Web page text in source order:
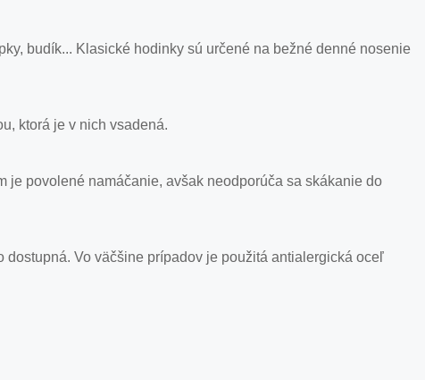
budík... Klasické hodinky sú určené na bežné denné nosenie
ktorá je v nich vsadená.
je povolené namáčanie, avšak neodporúča sa skákanie do
Vo väčšine prípadov je použitá antialergická oceľ